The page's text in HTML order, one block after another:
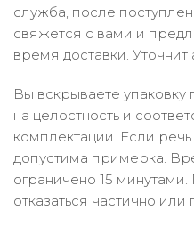
служба, после
свяжется с вами и
время доставки. Уточнит
Вы вскрываете
на целостность и
комплектации. Если
допустима примерка.
ограничено 15
отказаться частично